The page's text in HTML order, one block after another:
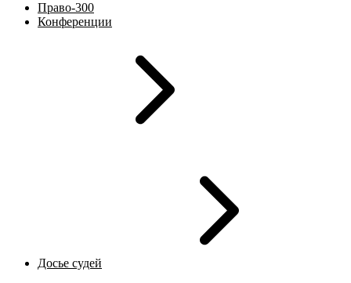
Право-300
Конференции
Досье судей